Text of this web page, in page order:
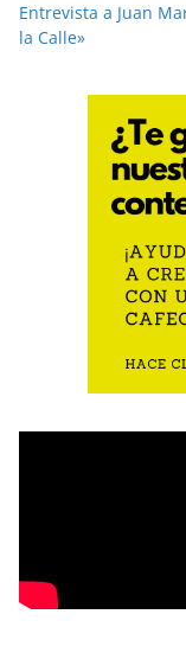
Entrevista a Juan
la Calle»